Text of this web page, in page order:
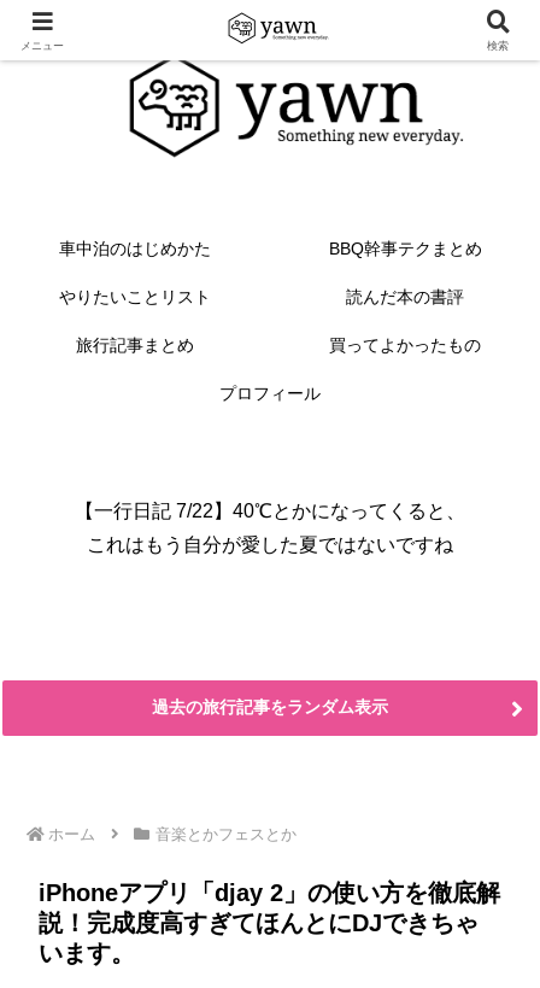
車中泊のはじめかた BBQ幹事テクまとめ
やりたいことリスト 読んだ本の書評
旅行記事まとめ 買ってよかったもの
プロフィール
【一行日記 7/22】40℃とかになってくると、
これはもう自分が愛した夏ではないですね
過去の旅行記事をランダム表示
ホーム 音楽とかフェスとか
iPhoneアプリ「djay 2」の使い方を徹底解
説！完成度高すぎてほんとにDJできちゃ
います。
メニュー 検索